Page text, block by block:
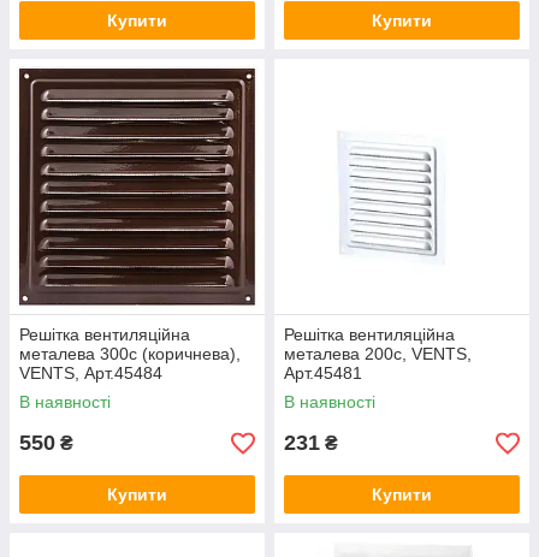
Купити Купити
Решітка вентиляційна
металева 300с (коричнева),
VENTS, Арт.45484
В наявності
550 ₴
Купити
Решітка вентиляційна
металева 200с, VENTS,
Арт.45481
В наявності
231 ₴
Купити